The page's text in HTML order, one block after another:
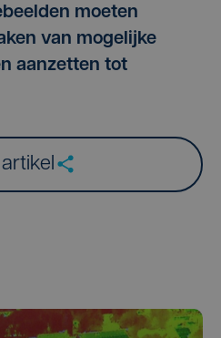
moeten
van mogelijke
aanzetten tot